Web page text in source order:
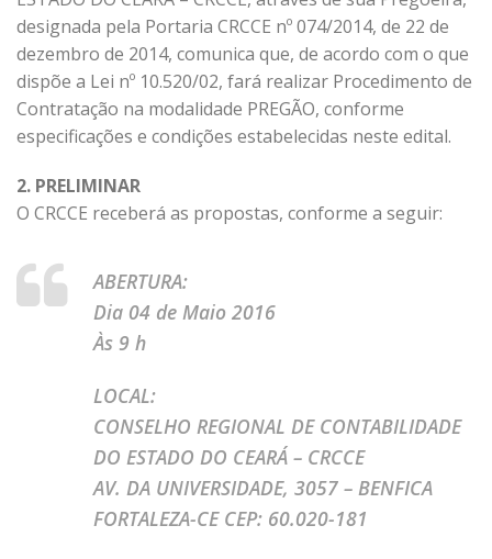
designada pela Portaria CRCCE nº 074/2014, de 22 de
dezembro de 2014, comunica que, de acordo com o que
dispõe a Lei nº 10.520/02, fará realizar Procedimento de
Contratação na modalidade PREGÃO, conforme
especificações e condições estabelecidas neste edital.
2. PRELIMINAR
O CRCCE receberá as propostas, conforme a seguir:
ABERTURA:
Dia 04 de Maio 2016
Às 9 h
LOCAL:
CONSELHO REGIONAL DE CONTABILIDADE
DO ESTADO DO CEARÁ – CRCCE
AV. DA UNIVERSIDADE, 3057 – BENFICA
FORTALEZA-CE CEP: 60.020-181